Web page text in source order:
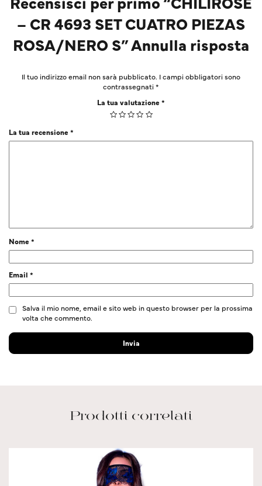
– CR 4693 SET CUATRO PIEZAS
ROSA/NERO S” Annulla risposta
Il tuo indirizzo email non sarà pubblicato. I campi obbligatori sono
contrassegnati*
La tua valutazione*
La tua recensione*
Nome*
Email *
Salva il mio nome, email e sito web in questo browser per la prossima
volta che commento.
Prodotti correlati